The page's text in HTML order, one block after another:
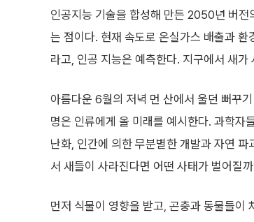
인공지능 기술을 합성해 만든 2050년 버전
는 점이다. 현재 속도로 온실가스 배출과
라고, 인공 지능은 예측한다. 지구에서 새가
아름다운 6월의 저녁 먼 산에서 울던 뻐꾸
명은 인류에게 올 미래를 예시한다. 과학자
난화, 인간에 의한 무분별한 개발과 자연
서 새들이 사라진다면 어떤 사태가 벌어질
먼저 식물이 영향을 받고, 곤충과 동물들이